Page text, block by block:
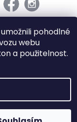
pohodlné
webu
a použitelnost.
vyhrazena.